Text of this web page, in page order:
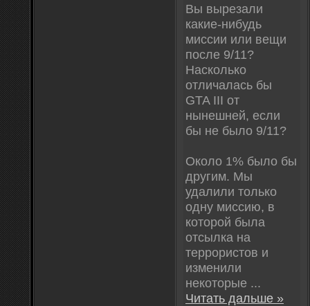
Вы вырезали
какие-нибудь
миссии или вещи
после 9/11?
Насколько
отличалась бы
GTA III от
нынешней, если
бы не было 9/11?
Около 1% было бы
другим. Мы
удалили только
одну миссию, в
которой была
отсылка на
террористов и
изменили
некоторые ...
Читать дальше »